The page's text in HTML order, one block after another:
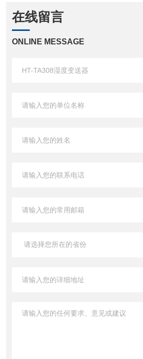
在线留言
ONLINE MESSAGE